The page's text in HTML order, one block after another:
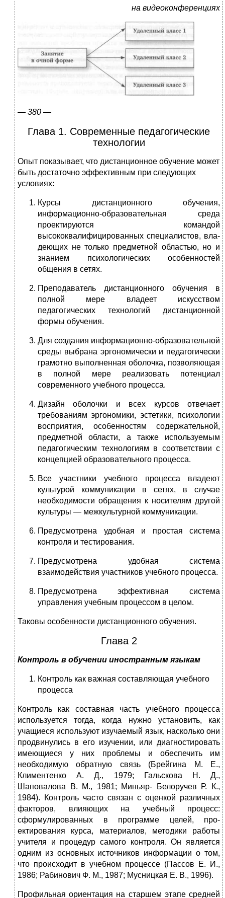
на видеоконференциях
— 380 —
Глава 1. Современные педагогические
технологии
Опыт показывает, что дистанционное обучение может
быть достаточно эф­фективным при следующих
условиях:
Курсы дистанционного обучения,
информационно-образовательная среда
проектируются командой
высококвалифицированных специалистов, вла­
деющих не только предметной областью, но и
знанием психологических особенностей
общения в сетях.
Преподаватель дистанционного обучения в
полной мере владеет искус­ством
педагогических технологий дистанционной
формы обучения.
Для создания информационно-образовательной
среды выбрана эргономи­чески и педагогически
грамотно выполненная оболочка, позволяющая
в полной мере реализовать потенциал
современного учебного процесса.
Дизайн оболочки и всех курсов отвечает
требованиям эргономики, эсте­тики, психологии
восприятия, особенностям содержательной,
предмет­ной области, а также используемым
педагогическим технологиям в со­ответствии с
концепцией образовательного процесса.
Все участники учебного процесса владеют
культурой коммуникации в се­тях, в случае
необходимости обращения к носителям другой
культуры — межкультурной коммуникации.
Предусмотрена удобная и простая система
контроля и тестирования.
Предусмотрена удобная система
взаимодействия участников учебного процесса.
Предусмотрена эффективная система
управления учебным процессом в целом.
Таковы особенности дистанционного обучения.
Глава 2
Контроль в обучении иностранным языкам
Контроль как важная составляющая учебного
процесса
Контроль как составная часть учебного процесса
используется тогда, ког­да нужно установить, как
учащиеся используют изучаемый язык, насколько они
продвинулись в его изучении, или диагностировать
имеющиеся у них проблемы и обеспечить им
необходимую обратную связь (Брейгина М. Е.,
Климентенко А. Д., 1979; Гальскова Н. Д.,
Шаповалова В. М., 1981; Миньяр- Белоручев Р. К.,
1984). Контроль часто связан с оценкой различных
факторов, влияющих на учебный процесс:
сформулированных в программе целей, про­
ектирования курса, материалов, методики работы
учителя и процедур самого контроля. Он является
одним из основных источников информации о том,
что происходит в учебном процессе (Пассов Е. И.,
1986; Рабинович Ф. М., 1987; Мусницкая Е. В., 1996).
Профильная ориентация на старшем этапе средней